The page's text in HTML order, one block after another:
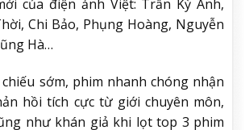
của điện ảnh Việt: Trần Kỳ Anh,
Chi Bảo, Phụng Hoàng, Nguyễn
Hà…
sớm, phim nhanh chóng nhận
hồi tích cực từ giới chuyên môn,
như khán giả khi lọt top 3 phim